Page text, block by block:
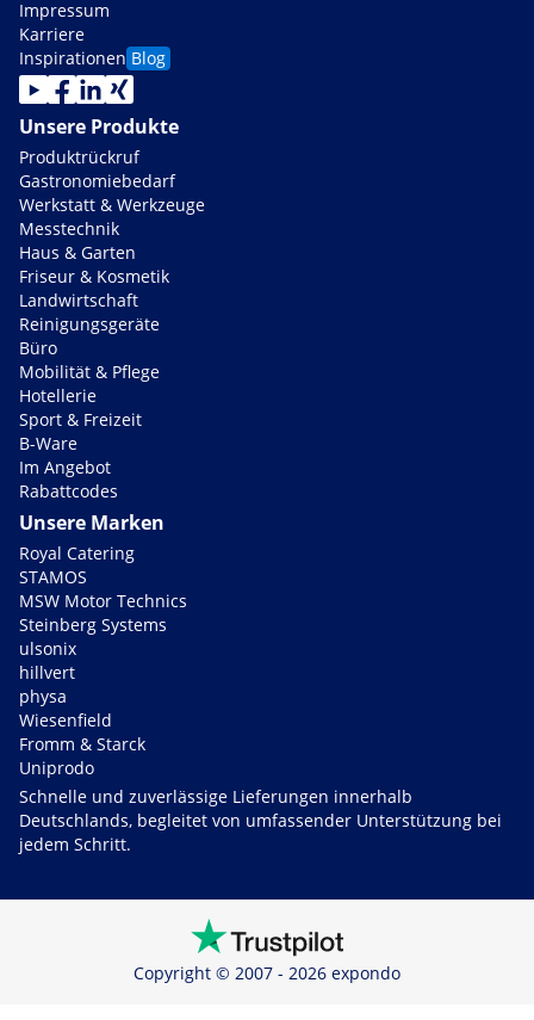
Impressum
Karriere
Inspirationen Blog
Unsere Produkte
Produktrückruf
Gastronomiebedarf
Werkstatt & Werkzeuge
Messtechnik
Haus & Garten
Friseur & Kosmetik
Landwirtschaft
Reinigungsgeräte
Büro
Mobilität & Pflege
Hotellerie
Sport & Freizeit
B-Ware
Im Angebot
Rabattcodes
Unsere Marken
Royal Catering
STAMOS
MSW Motor Technics
Steinberg Systems
ulsonix
hillvert
physa
Wiesenfield
Fromm & Starck
Uniprodo
Schnelle und zuverlässige Lieferungen innerhalb
Deutschlands, begleitet von umfassender Unterstützung bei
jedem Schritt.
Copyright © 2007 - 2026 expondo